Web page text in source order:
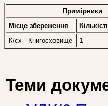
Примірники
Місце збереження
К/сх - Книгосховище
1
Теми